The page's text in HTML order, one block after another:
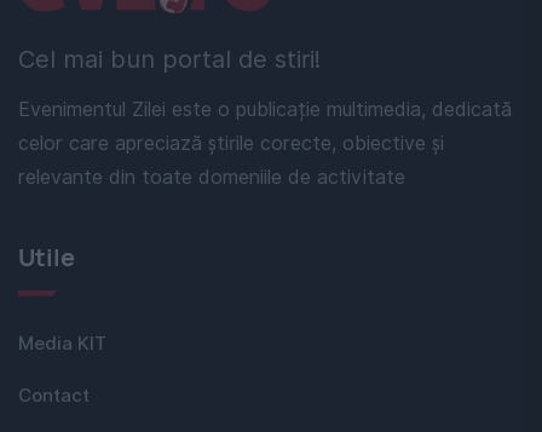
Cel mai bun portal de stiri!
Evenimentul Zilei este o publicație multimedia, dedicată
celor care apreciază știrile corecte, obiective și
relevante din toate domeniile de activitate
Utile
Media KIT
Contact